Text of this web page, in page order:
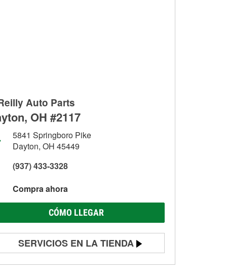
Auto Parts
OH #2117
5841 Springboro Pike
Dayton, OH 45449
(937) 433-3328
Compra ahora
CÓMO LLEGAR
SERVICIOS EN LA TIENDA
Prueba de batería